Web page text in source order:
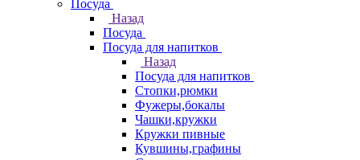
Посуда
Назад
Посуда
Посуда для напитков
Назад
Посуда для напитков
Стопки,рюмки
Фужеры,бокалы
Чашки,кружки
Кружки пивные
Кувшины,графины